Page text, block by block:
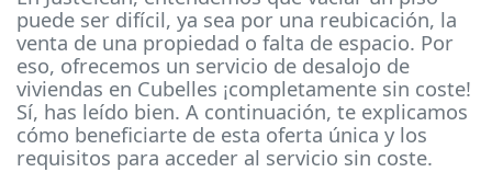
puede ser difícil, ya sea por una reubicación, la
venta de una propiedad o falta de espacio. Por
eso, ofrecemos un servicio de desalojo de
viviendas en Cubelles ¡completamente sin coste!
Sí, has leído bien. A continuación, te explicamos
cómo beneficiarte de esta oferta única y los
requisitos para acceder al servicio sin coste.